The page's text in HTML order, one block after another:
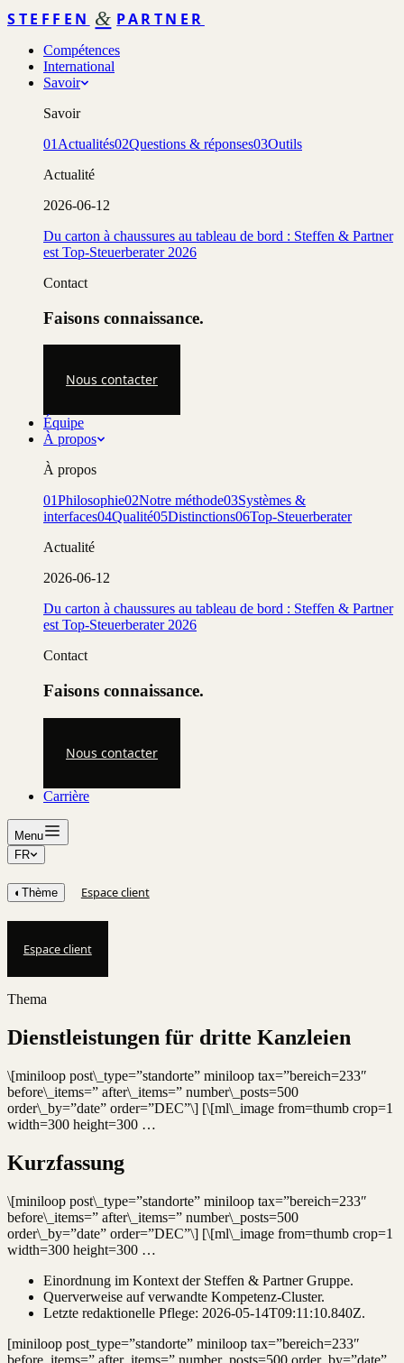
STEFFEN & PARTNER
Compétences
International
Savoir
Savoir
01 Actualités02Questions & réponses03Outils
Actualité
2026-06-12
Du carton à chaussures au tableau de bord : Steffen & Partner
est Top-Steuerberater 2026
Contact
Faisons connaissance.
Nous contacter
Équipe
À propos
À propos
01Philosophie02Notre méthode03Systèmes &
interfaces04Qualité05Distinctions06Top-Steuerberater
Actualité
2026-06-12
Du carton à chaussures au tableau de bord : Steffen & Partner
est Top-Steuerberater 2026
Contact
Faisons connaissance.
Nous contacter
Carrière
Menu
FR
◐ Thème Espace client
Espace client
Thema
Dienstleistungen für dritte Kanzleien
\[miniloop post\_type=”standorte” miniloop tax=”bereich=233″
before\_items=” after\_items=” number\_posts=500
order\_by=”date” order=”DEC”\] [\[ml\_image from=thumb crop=1
width=300 height=300 …
Kurzfassung
\[miniloop post\_type=”standorte” miniloop tax=”bereich=233″
before\_items=” after\_items=” number\_posts=500
order\_by=”date” order=”DEC”\] [\[ml\_image from=thumb crop=1
width=300 height=300 …
Einordnung im Kontext der Steffen & Partner Gruppe.
Querverweise auf verwandte Kompetenz-Cluster.
Letzte redaktionelle Pflege: 2026-05-14T09:11:10.840Z.
[miniloop post_type=”standorte” miniloop tax=”bereich=233″
before_items=” after_items=” number_posts=500 order_by=”date”